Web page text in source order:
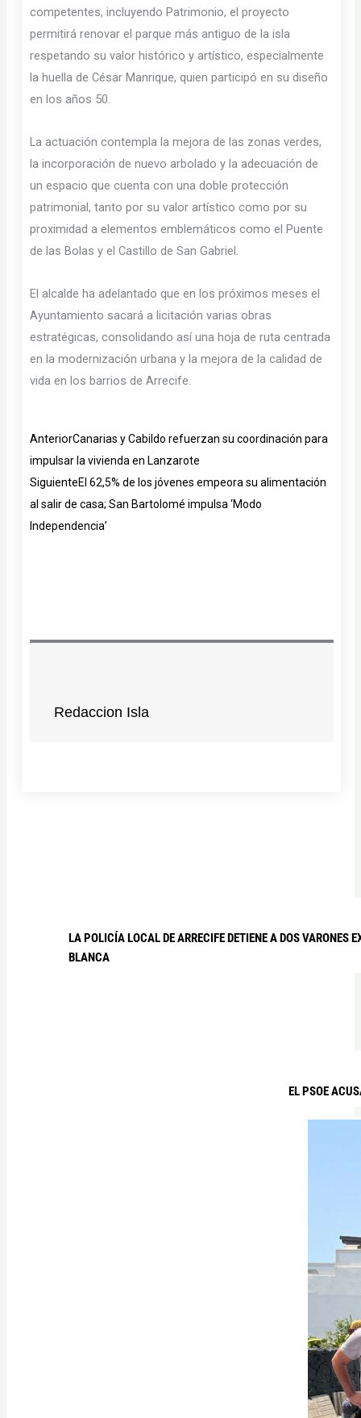
competentes, incluyendo Patrimonio, el proyecto
permitirá renovar el parque más antiguo de la isla
respetando su valor histórico y artístico, especialmente
la huella de César Manrique, quien participó en su diseño
en los años 50.
La actuación contempla la mejora de las zonas verdes,
la incorporación de nuevo arbolado y la adecuación de
un espacio que cuenta con una doble protección
patrimonial, tanto por su valor artístico como por su
proximidad a elementos emblemáticos como el Puente
de las Bolas y el Castillo de San Gabriel.
El alcalde ha adelantado que en los próximos meses el
Ayuntamiento sacará a licitación varias obras
estratégicas, consolidando así una hoja de ruta centrada
en la modernización urbana y la mejora de la calidad de
vida en los barrios de Arrecife.
Ant
AnteriorCanarias y Cabildo refuerzan su coordinación para
impulsar la vivienda en Lanzarote
SiguienteEl 62,5% de los jóvenes empeora su alimentación
al salir de casa; San Bartolomé impulsa ‘Modo
Independencia’
Siguiente
Redaccion Isla
LA POLICÍA LOCAL DE ARRECIFE DETIENE A DOS VARONES
BLANCA
EL PSOE